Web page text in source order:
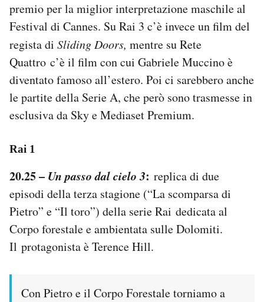
Newsletter
Notifiche mobile
Regala il Post
Hai bisogno di aiuto?
Esci
premio per la miglior interpretazione maschile al
Festival di Cannes. Su Rai 3 c’è invece un film del
regista di Sliding Doors, mentre su Rete
Quattro c’è il film con cui Gabriele Muccino è
diventato famoso all’estero. Poi ci sarebbero anche
le partite della Serie A, che però sono trasmesse in
esclusiva da Sky e Mediaset Premium.
Rai 1
20.25 – Un passo dal cielo 3: replica di due
episodi della terza stagione (“La scomparsa di
Pietro” e “Il toro”) della serie Rai dedicata al
Corpo forestale e ambientata sulle Dolomiti.
Il protagonista è Terence Hill.
Con Pietro e il Corpo Forestale torniamo a